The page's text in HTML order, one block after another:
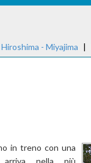
Hiroshima - Miyajima |
in treno con una
nella più